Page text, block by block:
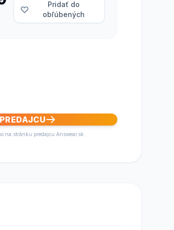
Pridať do
obľúbených
na stránku predajcu Answear.sk.